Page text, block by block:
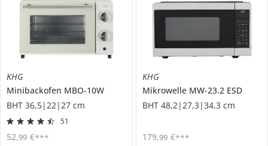
KHG
Minibackofen MBO-10W
BHT 36,5|22|27 cm
51
52,99 €***
KHG
Mikrowelle MW-23.2 ESD
BHT 48,2|27,3|34,3 cm
179,99 €***